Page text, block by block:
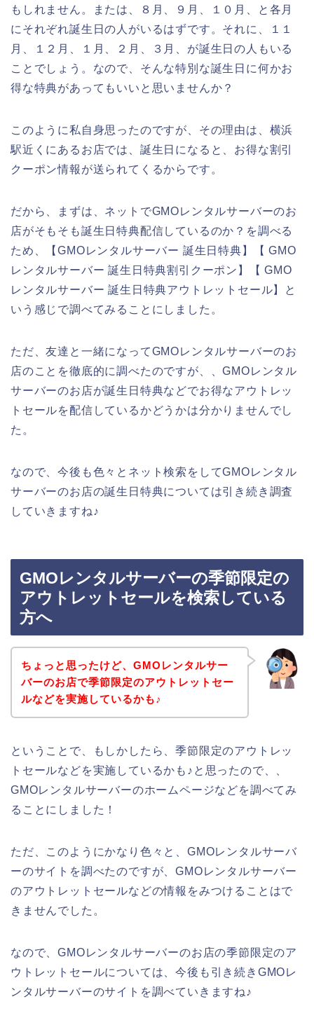
もしれません。または、８月、９月、１０月、と各月
にそれぞれ誕生日の人がいるはずです。それに、１１
月、１２月、１月、２月、３月、が誕生日の人もいる
ことでしょう。なので、そんな特別な誕生日に何かお
得な特典があってもいいと思いませんか？
このように私自身思ったのですが、その理由は、横浜
駅近くにあるお店では、誕生日になると、お得な割引
クーポン情報が送られてくるからです。
だから、まずは、ネットでGMOレンタルサーバーのお
店がそもそも誕生日特典配信しているのか？を調べる
ため、【GMOレンタルサーバー 誕生日特典】【 GMO
レンタルサーバー 誕生日特典割引クーポン】【 GMO
レンタルサーバー 誕生日特典アウトレットセール】と
いう感じで調べてみることにしました。
ただ、友達と一緒になってGMOレンタルサーバーのお
店のことを徹底的に調べたのですが、、GMOレンタル
サーバーのお店が誕生日特典などでお得なアウトレッ
トセールを配信しているかどうかは分かりませんでし
た。
なので、今後も色々とネット検索をしてGMOレンタル
サーバーのお店の誕生日特典については引き続き調査
していきますね♪
GMOレンタルサーバーの季節限定の
アウトレットセールを検索している
方へ
ちょっと思ったけど、GMOレンタルサー
バーのお店で季節限定のアウトレットセー
ルなどを実施しているかも♪
ということで、もしかしたら、季節限定のアウトレッ
トセールなどを実施しているかも♪と思ったので、、
GMOレンタルサーバーのホームページなどを調べてみ
ることにしました！
ただ、このようにかなり色々と、GMOレンタルサーバ
ーのサイトを調べたのですが、GMOレンタルサーバー
のアウトレットセールなどの情報をみつけることはで
きませんでした。
なので、GMOレンタルサーバーのお店の季節限定のア
ウトレットセールについては、今後も引き続きGMOレ
ンタルサーバーのサイトを調べていきますね♪